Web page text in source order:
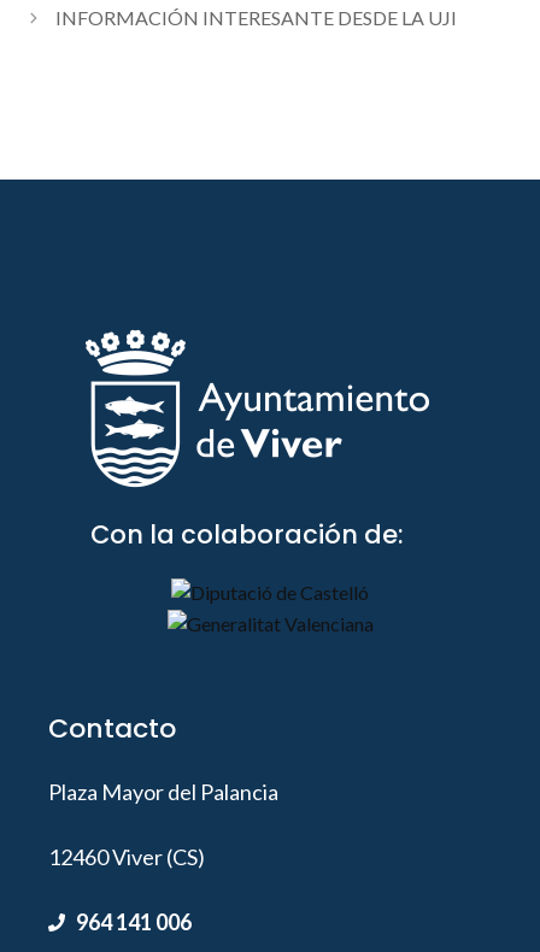
INFORMACIÓN INTERESANTE DESDE LA UJI
Con la colaboración de:
Contacto
Plaza Mayor del Palancia
12460 Viver (CS)
964 141 006